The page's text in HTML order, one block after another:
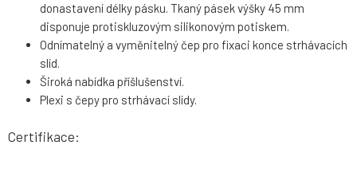
donastavení délky pásku. Tkaný pásek výšky 45 mm
disponuje protiskluzovým silikonovým potiskem.
Odnímatelný a vyměnitelný čep pro fixaci konce strhávacích
slíd.
Široká nabídka příšlušenství.
Plexi s čepy pro strhávací slídy.
Certifikace: